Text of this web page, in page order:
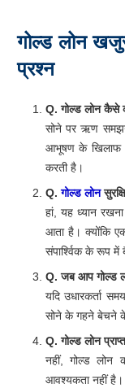
गोल्ड
Q. गोल्ड लोन कैसे
सोने पर ऋण
आभूषण के खिलाफ
करती है।
Q. गोल्ड लोन
हां, यह ध्यान
आता है। क्योंकि
संपार्श्विक के रूप
Q. जब आप गोल्ड
यदि उधारकर्ता
सोने के गहने बेचने के
Q. गोल्ड लोन
नहीं, गोल्ड लोन